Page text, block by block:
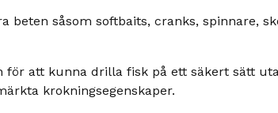
beten såsom softbaits, cranks, spinnare,
för att kunna drilla fisk på ett säkert sätt
krokningsegenskaper.